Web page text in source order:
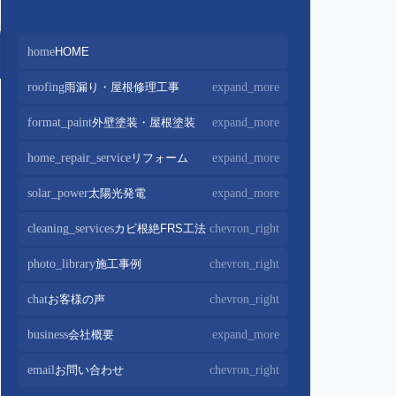
homeHOME
roofing雨漏り・屋根修理工事 expand_more
屋根修理・屋根工事 chevron_right
部分屋根工事 chevron_right
棟板金包み直し工事 chevron_right
棟板金工事 chevron_right
format_paint外壁塗装・屋根塗装 expand_more
外壁塗装 chevron_right
home_repair_service リフォーム expand_more
キッチンリフォーム chevron_right
家電・設備リフォーム chevron_right
外構リフォーム chevron_right
solar_power太陽光発電 expand_more
太陽光パネル設置 chevron_right
cleaning_servicesカビ根絶FRS工法 chevron_right
photo_library施工事例 chevron_right
chatお客様の声 chevron_right
business会社概要 expand_more
会社案内 chevron_right
emailお問い合わせ chevron_right